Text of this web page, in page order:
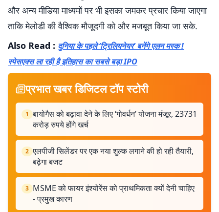
और अन्य मीडिया माध्यमों पर भी इसका जमकर प्रचार किया जाएगा
ताकि मेलोडी की वैश्विक मौजूदगी को और मजबूत किया जा सके.
Also Read : दुनिया के पहले ‘ट्रिलियनेयर’ बनेंगे एलन मस्क !
स्पेसएक्स ला रही है इतिहास का सबसे बड़ा IPO
प्रभात खबर डिजिटल टॉप स्टोरी
1 बायोगैस को बढ़ावा देने के लिए ‘गोवर्धन’ योजना मंजूर, 23731
करोड़ रुपये होंगे खर्च
2 एलपीजी सिलेंडर पर एक नया शुल्क लगाने की हो रही तैयारी,
बढ़ेगा बजट
3 MSME को फायर इंश्योरेंस को प्राथमिकता क्यों देनी चाहिए
- प्रमुख कारण